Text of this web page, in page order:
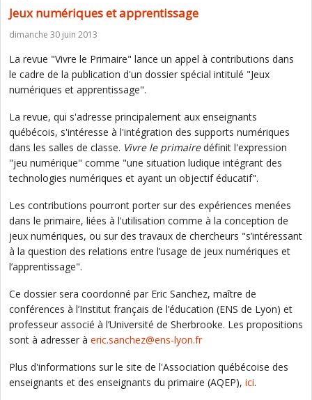
Jeux numériques et apprentissage
dimanche 30 juin 2013
La revue "Vivre le Primaire" lance un appel à contributions dans
le cadre de la publication d'un dossier spécial intitulé "Jeux
numériques et apprentissage".
La revue, qui s'adresse principalement aux enseignants
québécois, s'intéresse à l'intégration des supports numériques
dans les salles de classe. Vivre le primairedéfinit l'expression
"jeu numérique" comme "une situation ludique intégrant des
technologies numériques et ayant un objectif éducatif".
Les contributions pourront porter sur des expériences menées
dans le primaire, liées à l'utilisation comme à la conception de
jeux numériques, ou sur des travaux de chercheurs "s’intéressant
à la question des relations entre l’usage de jeux numériques et
l’apprentissage".
Ce dossier sera coordonné par Eric Sanchez, maître de
conférences à l’Institut français de l’éducation (ENS de Lyon) et
professeur associé à l’Université de Sherbrooke. Les propositions
sont à adresser à eric.sanchez@ens-lyon.fr
Plus d'informations sur le site de l'Association québécoise des
enseignants et des enseignants du primaire (AQEP), ici.